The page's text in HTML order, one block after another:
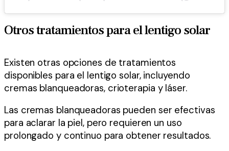
Otros tratamientos para el lentigo solar
Existen otras opciones de tratamientos
disponibles para el lentigo solar, incluyendo
cremas blanqueadoras, crioterapia y láser.
Las cremas blanqueadoras pueden ser efectivas
para aclarar la piel, pero requieren un uso
prolongado y continuo para obtener resultados.